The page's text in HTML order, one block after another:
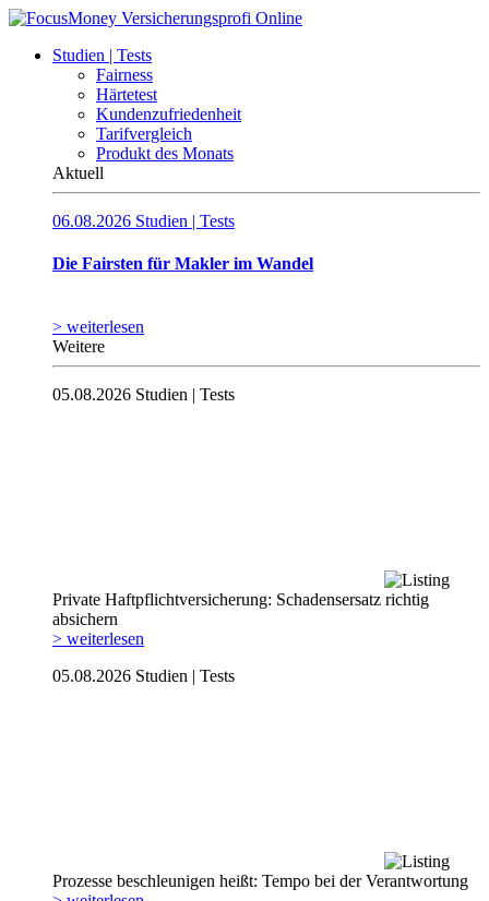
Studien | Tests
Fairness
Härtetest
Kundenzufriedenheit
Tarifvergleich
Produkt des Monats
Aktuell
06.08.2026 Studien | Tests
Die Fairsten für Makler im Wandel
> weiterlesen
Weitere
05.08.2026 Studien | Tests
Private Haftpflicht­versicherung: Schadensersatz richtig
absichern
> weiterlesen
05.08.2026 Studien | Tests
Prozesse beschleunigen heißt: Tempo bei der Verantwortung